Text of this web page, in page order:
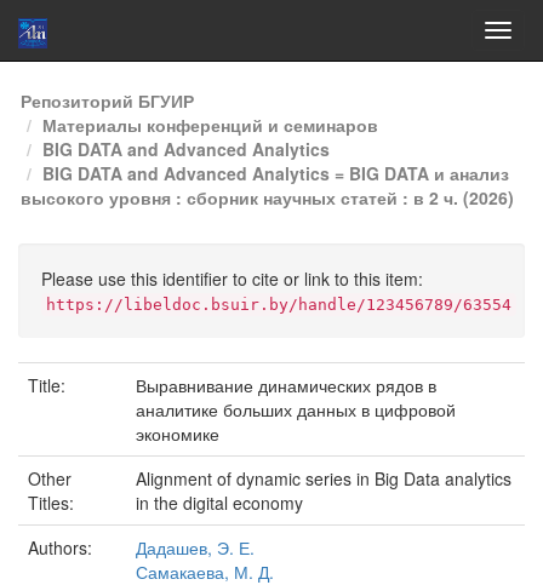
Skip
navigation
Репозиторий БГУИР
Материалы конференций и семинаров
BIG DATA and Advanced Analytics
BIG DATA and Advanced Analytics = BIG DATA и анализ
высокого уровня : сборник научных статей : в 2 ч. (2026)
Please use this identifier to cite or link to this item:
https://libeldoc.bsuir.by/handle/123456789/63554
Title:
Выравнивание динамических рядов в
аналитике больших данных в цифровой
экономике
Other
Titles:
Alignment of dynamic series in Big Data analytics
in the digital economy
Authors:
Дадашев, Э. Е.
Самакаева, М. Д.